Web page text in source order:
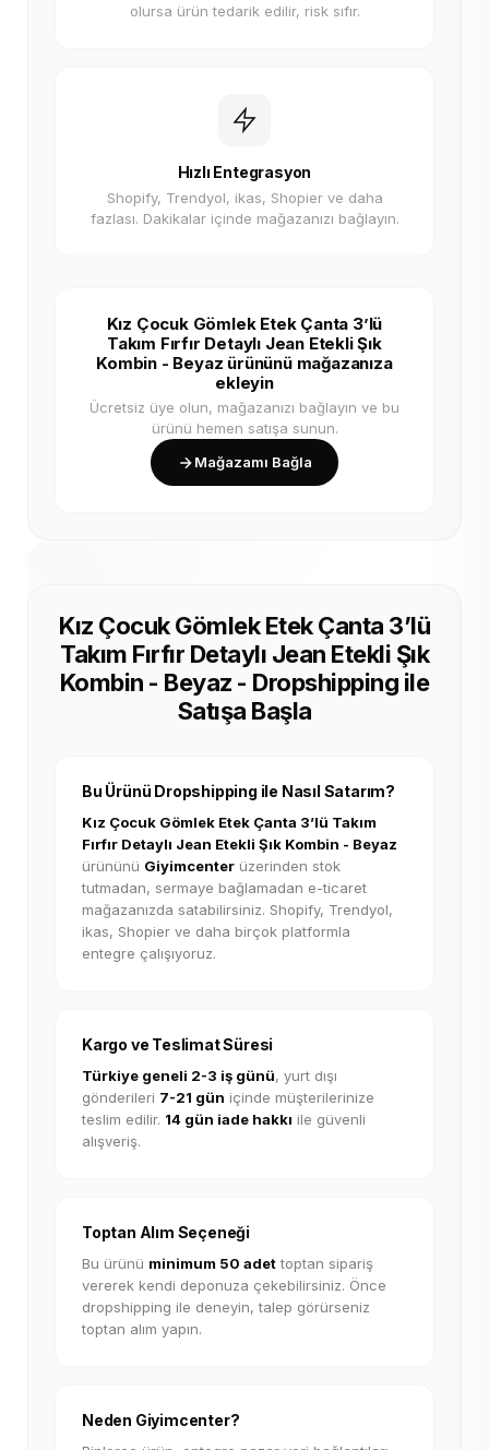
olursa ürün tedarik edilir, risk sıfır.
Hızlı Entegrasyon
Shopify, Trendyol, ikas, Shopier ve daha
fazlası. Dakikalar içinde mağazanızı bağlayın.
Kız Çocuk Gömlek Etek Çanta 3’lü
Takım Fırfır Detaylı Jean Etekli Şık
Kombin - Beyaz ürününü mağazanıza
ekleyin
Ücretsiz üye olun, mağazanızı bağlayın ve bu
ürünü hemen satışa sunun.
Mağazamı Bağla
Kız Çocuk Gömlek Etek Çanta 3’lü
Takım Fırfır Detaylı Jean Etekli Şık
Kombin - Beyaz - Dropshipping ile
Satışa Başla
Bu Ürünü Dropshipping ile Nasıl Satarım?
Kız Çocuk Gömlek Etek Çanta 3’lü Takım
Fırfır Detaylı Jean Etekli Şık Kombin - Beyaz
ürününü Giyimcenter üzerinden stok
tutmadan, sermaye bağlamadan e-ticaret
mağazanızda satabilirsiniz. Shopify, Trendyol,
ikas, Shopier ve daha birçok platformla
entegre çalışıyoruz.
Kargo ve Teslimat Süresi
Türkiye geneli 2-3 iş günü, yurt dışı
gönderileri 7-21 gün içinde müşterilerinize
teslim edilir. 14 gün iade hakkı ile güvenli
alışveriş.
Toptan Alım Seçeneği
Bu ürünü minimum 50 adettoptan sipariş
vererek kendi deponuza çekebilirsiniz. Önce
dropshipping ile deneyin, talep görürseniz
toptan alım yapın.
Neden Giyimcenter?